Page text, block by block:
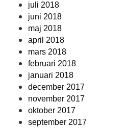
juli 2018
juni 2018
maj 2018
april 2018
mars 2018
februari 2018
januari 2018
december 2017
november 2017
oktober 2017
september 2017